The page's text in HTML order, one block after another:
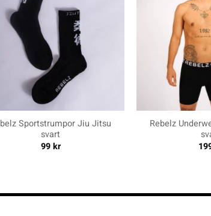
Sportstrumpor Jiu Jitsu
svart
99kr
Rebelz